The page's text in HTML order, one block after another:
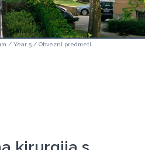
/ Year 5 / Obvezni predmeti